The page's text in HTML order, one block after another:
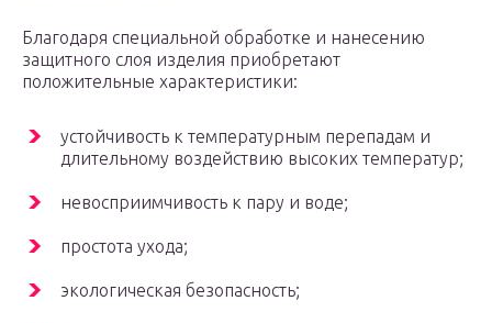
Благодаря специальной обработке и нанесению
защитного слоя изделия приобретают
положительные характеристики:
устойчивость к температурным перепадам и
длительному воздействию высоких температур;
невосприимчивость к пару и воде;
простота ухода;
экологическая безопасность;